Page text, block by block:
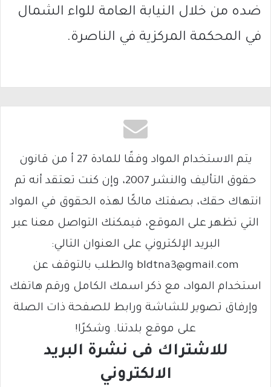
ضده من خلال النيابة العامة للواء الشمال
في المحكمة المركزية في الناصرة.
يتم الاستخدام المواد وفقًا للمادة 27 أ من قانون
حقوق التأليف والنشر 2007، وإن كنت تعتقد أنه تم
انتهاك حقك، بصفتك مالكًا لهذه الحقوق في المواد
التي تظهر على الموقع، فيمكنك التواصل معنا عبر
البريد الإلكتروني على العنوان التالي:
bldtna3@gmail.com والطلب بالتوقف عن
استخدام المواد، مع ذكر اسمك الكامل ورقم هاتفك
وإرفاق تصوير للشاشة ورابط للصفحة ذات الصلة
على موقع بلدتنا. وشكرًا!
للاشتراك فى نشرة البريد
الالكتروني